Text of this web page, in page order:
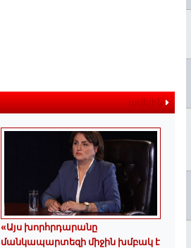
ավելին
«Այս խորհրդարանը
մանկապարտեզի միջին խմբակ է